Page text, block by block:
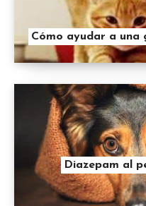
Cómo ayudar a una
Diazepam al